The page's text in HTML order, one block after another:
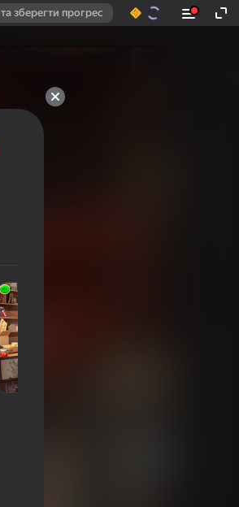
та зберегти прогрес